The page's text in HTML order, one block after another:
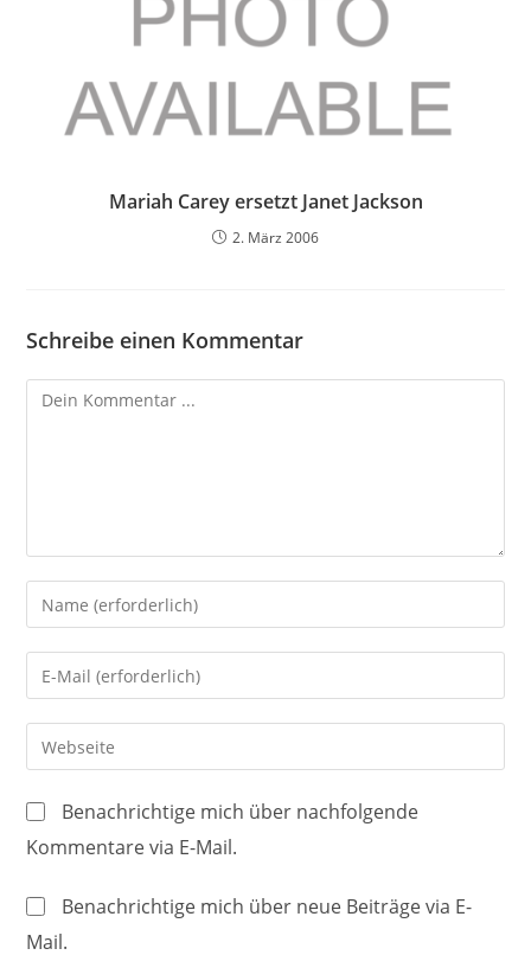
Mariah Carey ersetzt Janet Jackson
2. März 2006
Schreibe einen Kommentar
Kommentieren
Gib
deinen
Namen
oder
Benutzernamen
zum
ein
Gib
deine
E-
Mail-
zum
Kommentieren
Gib
deine
Website-
URL
ein
Benachrichtige mich über nachfolgende
Kommentare via E-Mail.
Benachrichtige mich über neue Beiträge via E-
Mail.